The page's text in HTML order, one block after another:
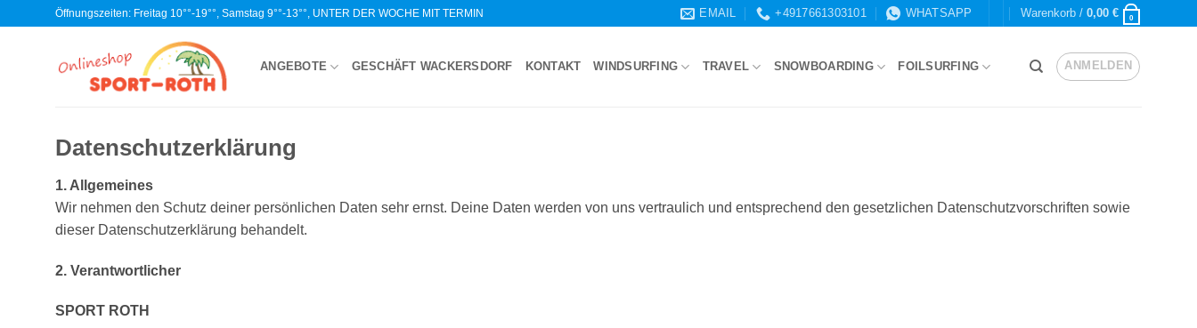
Öffnungszeiten: Freitag 10°°-19°°, Samstag 9°°-13°°, UNTER DER WOCHE MIT TERMIN EMAIL +4917661303101 WHATSAPP Warenkorb / 0,00 € 0
ANGEBOTE GESCHÄFT WACKERSDORF KONTAKT WINDSURFING TRAVEL SNOWBOARDING FOILSURFING ANMELDEN
Datenschutzerklärung
1. Allgemeines
Wir nehmen den Schutz deiner persönlichen Daten sehr ernst. Deine Daten werden von uns vertraulich und entsprechend den gesetzlichen Datenschutzvorschriften sowie
dieser Datenschutzerklärung behandelt.
2. Verantwortlicher
SPORT ROTH